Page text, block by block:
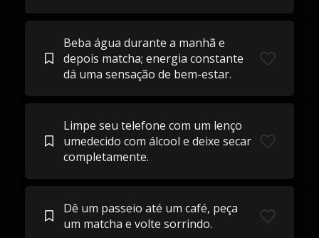
Beba água durante a manhã e
depois matcha; energia constante
dá uma sensação de bem-estar.
Limpe seu telefone com um lenço
umedecido com álcool e deixe secar
completamente.
Dê um passeio até um café, peça
um matcha e volte sorrindo.